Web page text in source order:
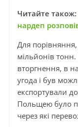
Читайте також:
нардеп
Для
мільйонів
вторгнення, в
угода і був
експортували
Польщею було
через які